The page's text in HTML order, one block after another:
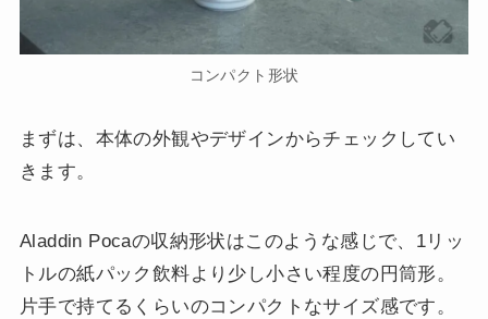
コンパクト形状
まずは、本体の外観やデザインからチェックしてい
きます。
Aladdin Pocaの収納形状はこのような感じで、1リッ
トルの紙パック飲料より少し小さい程度の円筒形。
片手で持てるくらいのコンパクトなサイズ感です。